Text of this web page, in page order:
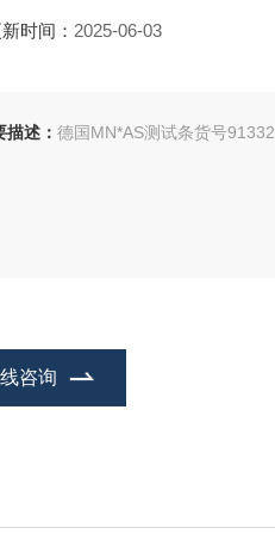
时间： 2025-06-03
描述： 德国MN*AS测试条货号91332
咨询